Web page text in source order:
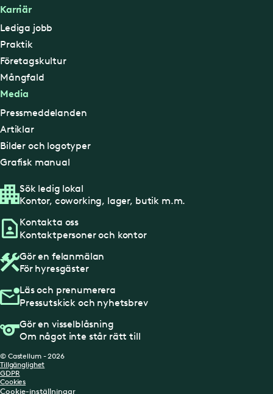
Karriär
Lediga jobb
Praktik
Företagskultur
Mångfald
Media
Pressmeddelanden
Artiklar
Bilder och logotyper
Grafisk manual
Sök ledig lokal
Kontor, coworking, lager, butik m.m.
Kontakta oss
Kontaktpersoner och kontor
Gör en felanmälan
För hyresgäster
Läs och prenumerera
Pressutskick och nyhetsbrev
Gör en visselblåsning
Om något inte står rätt till
© Castellum - 2026
Tillgänglighet
GDPR
Cookies
Cookie-inställningar